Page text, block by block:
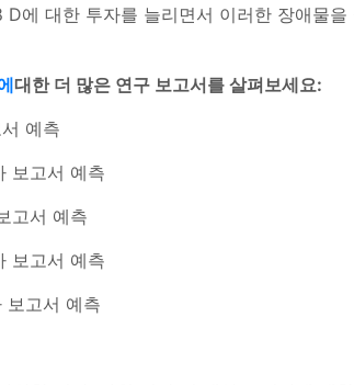
에 대한 투자를 늘리면서 이러한 장애물
대한 더 많은 연구 보고서를 살펴보세요:
예측
보고서 예측
고서 예측
보고서 예측
고서 예측